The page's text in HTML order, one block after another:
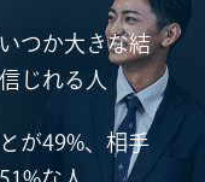
つか大きな結
じれる人
が49%、相手